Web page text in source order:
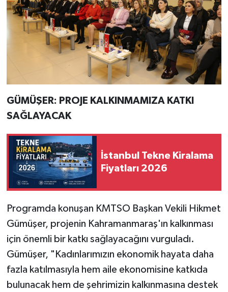
GÜMÜŞER: PROJE KALKINMAMIZA KATKI
SAĞLAYACAK
İstanbul Tekne Kiralama
Fiyatları 2026
Programda konuşan KMTSO Başkan Vekili Hikmet
Gümüşer, projenin Kahramanmaraş'ın kalkınması
için önemli bir katkı sağlayacağını vurguladı.
Gümüşer, "Kadınlarımızın ekonomik hayata daha
fazla katılmasıyla hem aile ekonomisine katkıda
bulunacak hem de şehrimizin kalkınmasına destek
HABERDE İNSAN